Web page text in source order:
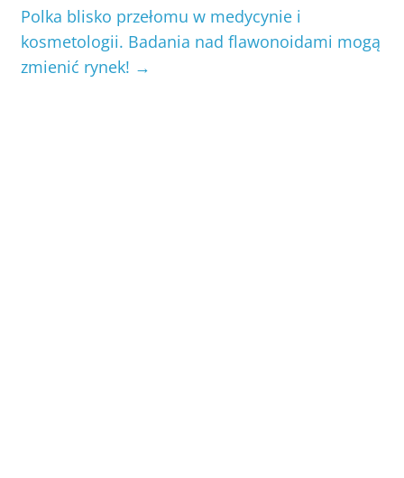
Polka blisko przełomu w medycynie i
kosmetologii. Badania nad flawonoidami mogą
zmienić rynek! →